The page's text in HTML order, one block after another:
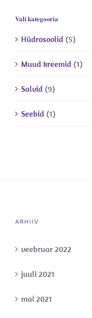
Vali kategooria
Hüdrosoolid (5)
Muud kreemid (1)
Salvid (9)
Seebid (1)
ARHIIV
veebruar 2022
juuli 2021
mai 2021